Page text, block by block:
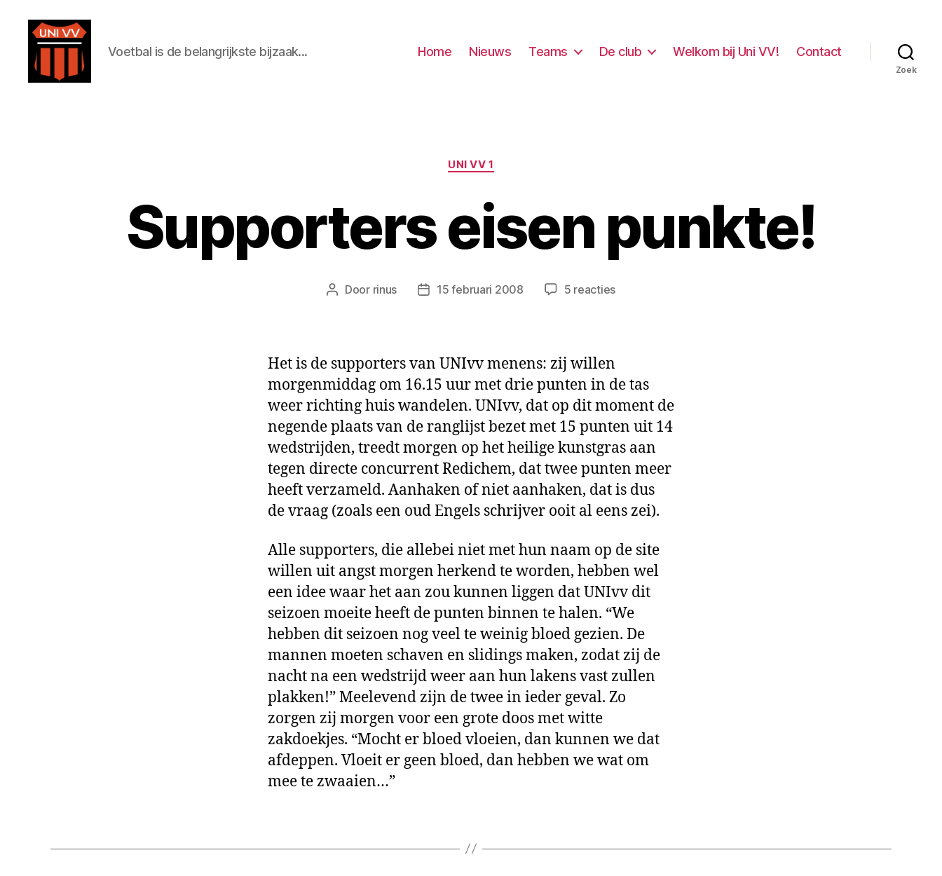
Voetbal is de belangrijkste bijzaak... Home Nieuws Teams De club Welkom bij Uni VV! Contact
Zoek
Categorieën
UNI VV 1
Supporters eisen punkte!
Berichtauteur
Door rinus Berichtdatum
15 februari 2008 5 reactiesop
Het is de supporters van UNIvv menens: zij willen
morgenmiddag om 16.15 uur met drie punten in de tas
weer richting huis wandelen. UNIvv, dat op dit moment de
negende plaats van de ranglijst bezet met 15 punten uit 14
wedstrijden, treedt morgen op het heilige kunstgras aan
tegen directe concurrent Redichem, dat twee punten meer
heeft verzameld. Aanhaken of niet aanhaken, dat is dus
de vraag (zoals een oud Engels schrijver ooit al eens zei).
Alle supporters, die allebei niet met hun naam op de site
willen uit angst morgen herkend te worden, hebben wel
een idee waar het aan zou kunnen liggen dat UNIvv dit
seizoen moeite heeft de punten binnen te halen. “We
hebben dit seizoen nog veel te weinig bloed gezien. De
mannen moeten schaven en slidings maken, zodat zij de
nacht na een wedstrijd weer aan hun lakens vast zullen
plakken!” Meelevend zijn de twee in ieder geval. Zo
zorgen zij morgen voor een grote doos met witte
zakdoekjes. “Mocht er bloed vloeien, dan kunnen we dat
afdeppen. Vloeit er geen bloed, dan hebben we wat om
mee te zwaaien…”